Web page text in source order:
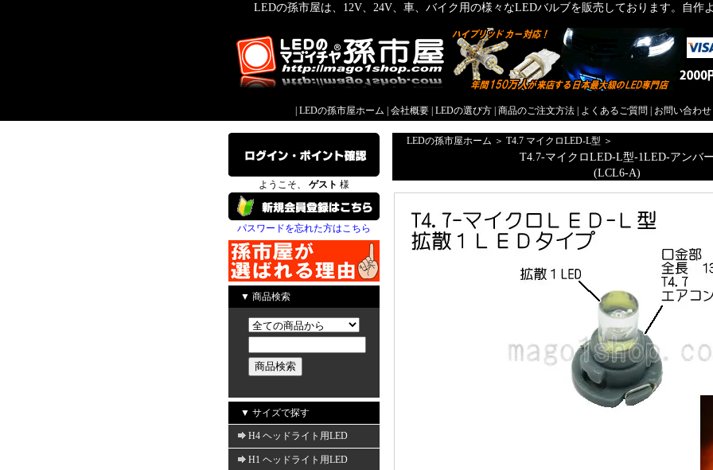
LEDの孫市屋は、12V、24V、車、バイク用の様々なLEDバルブを販売しております。自作
LEDの孫市屋ホーム 会社概要 LEDの選び方 商品のご注文方法 よくあるご質問 お問い合わせ
ようこそ、 ゲスト 様
パスワードを忘れた方はこちら
▼ 商品検索
▼ サイズで探す
H4 ヘッドライト用LED
H1 ヘッドライト用LED
LEDの孫市屋ホーム ＞ T4.7 マイクロLED-L型 ＞
T4.7-マイクロLED-L型-1LED-アンバ
(LCL6-A)